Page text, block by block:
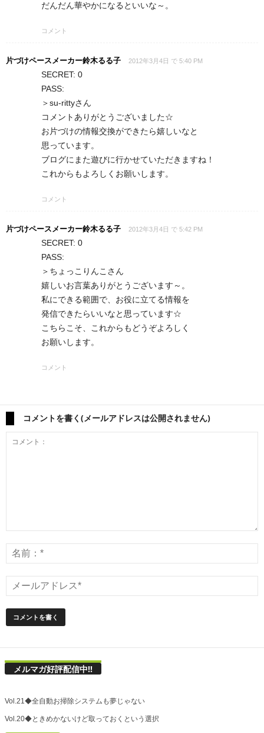
だんだん華やかになるといいな～。
コメント
片づけペースメーカー鈴木るる子 2012年3月4日 で 5:40 PM
SECRET: 0
PASS:
＞su-rittyさん
コメントありがとうございました☆
お片づけの情報交換ができたら嬉しいなと
思っています。
ブログにまた遊びに行かせていただきますね！
これからもよろしくお願いします。
コメント
片づけペースメーカー鈴木るる子 2012年3月4日 で 5:42 PM
SECRET: 0
PASS:
＞ちょっこりんこさん
嬉しいお言葉ありがとうございます～。
私にできる範囲で、お役に立てる情報を
発信できたらいいなと思っています☆
こちらこそ、これからもどうぞよろしく
お願いします。
コメント
コメントを書く(メールアドレスは公開されません)
メルマガ好評配信中!!
Vol.21◆全自動お掃除システムも夢じゃない
Vol.20◆ときめかないけど取っておくという選択